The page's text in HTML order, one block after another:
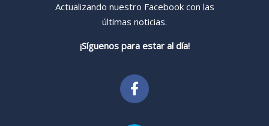
Actualizando nuestro Facebook con las
últimas noticias.
¡Síguenos para estar al día!